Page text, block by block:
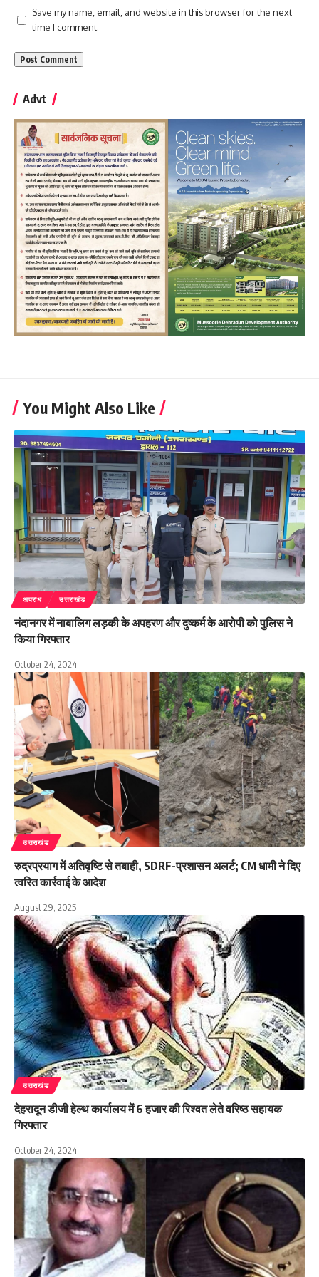
Save my name, email, and website in this browser for the next
time I comment.
Advt
You Might Also Like
अपराध उत्तराखंड
नंदानगर में नाबालिग लड़की के अपहरण और दुष्कर्म के आरोपी को पुलिस ने
किया गिरफ्तार
October 24, 2024
उत्तराखंड
रुद्रप्रयाग में अतिवृष्टि से तबाही, SDRF-प्रशासन अलर्ट; CM धामी ने दिए
त्वरित कार्रवाई के आदेश
August 29, 2025
उत्तराखंड
देहरादून डीजी हेल्थ कार्यालय में 6 हजार की रिश्वत लेते वरिष्ठ सहायक
गिरफ्तार
October 24, 2024